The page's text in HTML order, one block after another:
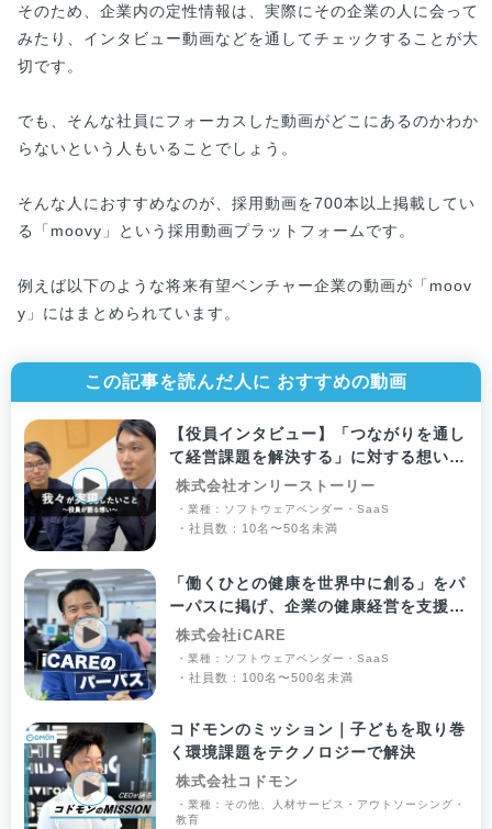
そのため、企業内の定性情報は、実際にその企業の人に会って
みたり、インタビュー動画などを通してチェックすることが大
切です。
でも、そんな社員にフォーカスした動画がどこにあるのかわか
らないという人もいることでしょう。
そんな人におすすめなのが、採用動画を700本以上掲載してい
る「moovy」という採用動画プラットフォームです。
例えば以下のような将来有望ベンチャー企業の動画が「moov
y」にはまとめられています。
この記事を読んだ人に おすすめの動画
【役員インタビュー】「つながりを通し
て経営課題を解決する」に対する想いと
は？
株式会社オンリーストーリー
・業種：ソフトウェアベンダー・SaaS
・社員数：10名〜50名未満
「働くひとの健康を世界中に創る」をパ
ーパスに掲げ、企業の健康経営を支援し
ています
株式会社iCARE
・業種：ソフトウェアベンダー・SaaS
・社員数：100名〜500名未満
コドモンのミッション｜子どもを取り巻
く環境課題をテクノロジーで解決
株式会社コドモン
・業種：その他、人材サービス・アウトソーシング・
教育